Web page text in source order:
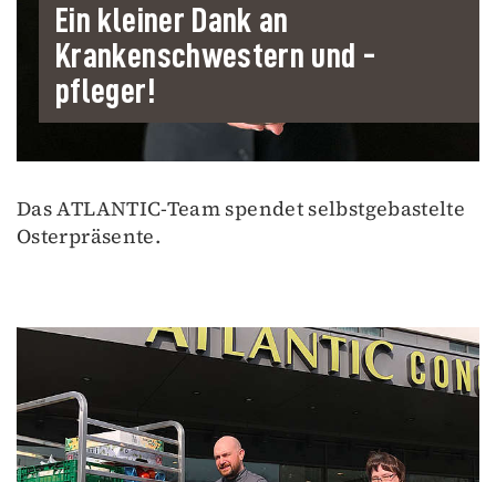
Ein kleiner Dank an
Krankenschwestern und -
pfleger!
Das ATLANTIC-Team spendet selbstgebastelte
Osterpräsente.